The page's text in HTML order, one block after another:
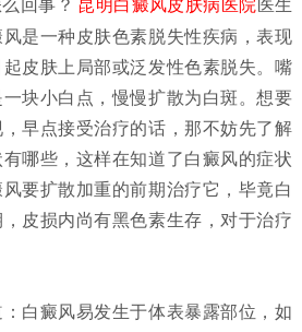
回事？ 昆明白癜风皮肤病医院 医生
是一种皮肤色素脱失性疾病，表现
皮肤上局部或泛发性色素脱失。嘴
块小白点，慢慢扩散为白斑。想要
早点接受治疗的话，那不妨先了解
哪些，这样在知道了白癜风的症状
要扩散加重的前期治疗它，毕竟白
皮损内尚有黑色素生存，对于治疗
癜风易发生于体表暴露部位，如